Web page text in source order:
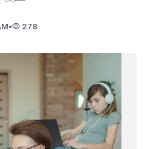
• 278